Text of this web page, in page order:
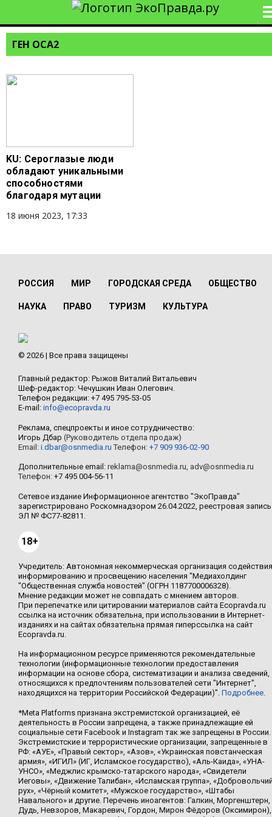
ГЕН OCA2
KU: Сероглазые люди
обладают уникальными
способностями
благодаря мутации
18 июня 2023, 17:33
РОССИЯ МИР ГОРОДСКАЯ СРЕДА ОБЩЕСТВО
НАУКА ПРАВО ТУРИЗМ КУЛЬТУРА
© 2026 | Все права защищены
Главный редактор: Рыжов Виталий Витальевич
Шеф-редактор: Чечушкин Иван Олегович.
Телефон редакции: +7 495 795-53-05
E-mail: info@ecopravda.ru
Реклама, спецпроекты и иное сотрудничество:
Игорь Дбар (Руководитель отдела продаж)
Email: i.dbar@osnmedia.ru Телефон: +7 909 936-02-90
Дополнительные email: reklama@osnmedia.ru, adv@osnmedia.ru
Телефон: +7 495 004-56-11
Сетевое издание Информационное агентство "ЭкоПравда"
зарегистрировано Роскомнадзором 26.04.2022, реестровая запись
ЭЛ № ФС77-82811.
18+
Учредитель: Автономная некоммерческая организация содействия
информированию и просвещению населения "Медиахолдинг
"Общественная служба новостей" (ОГРН 1187700006328).
Мнение редакции может не совпадать с мнением авторов.
При перепечатке или цитировании материалов сайта Ecopravda.ru
ссылка на источник обязательна, при использовании в Интернет-
изданиях и на сайтах обязательна прямая гиперссылка на сайт
Ecopravda.ru.
На информационном ресурсе применяются рекомендательные
технологии (информационные технологии предоставления
информации на основе сбора, систематизации и анализа сведений,
относящихся к предпочтениям пользователей сети "Интернет",
находящихся на территории Российской Федерации)". Подробнее.
*Meta Platforms признана экстремистской организацией, её
деятельность в России запрещена, а также принадлежащие ей
социальные сети Facebook и Instagram так же запрещены в России.
Экстремистские и террористические организации, запрещенные в
РФ: «АУЕ», «Правый сектор», «Азов», «Украинская повстанческая
армия», «ИГИЛ» (ИГ, Исламское государство), «Аль-Каида», «УНА-
УНСО», «Меджлис крымско-татарского народа», «Свидетели
Иеговы», «Движение Талибан», «Исламская группа»,
рух», «Чёрный комитет», «Мужское государство», «Штабы
Навального» и другие. Перечень иноагентов: Галкин, Моргенштерн,
Дудь, Невзоров, Макаревич, Гордон, Мирон Фёдоров (Оксимирон),